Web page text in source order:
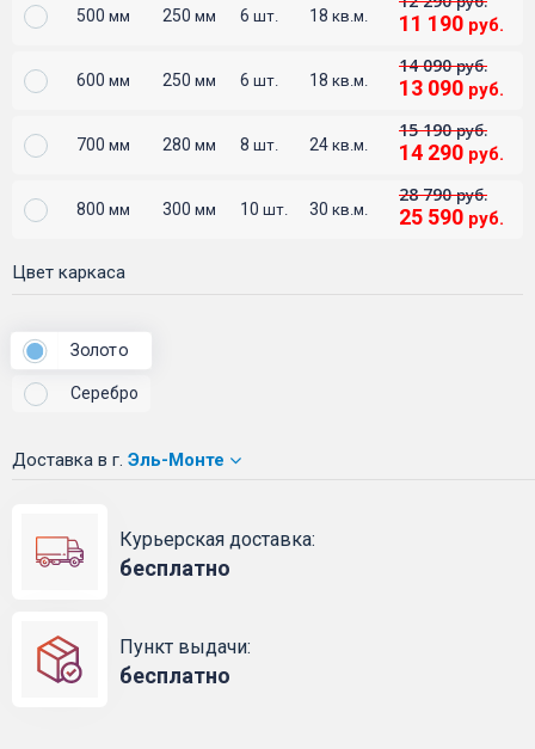
500 мм 250 мм 6 шт. 18 кв.м. 11 190 руб.
600 мм 250 мм 6 шт. 18 кв.м.
14 090руб.
13 090 руб.
700 мм 280 мм 8 шт. 24 кв.м.
15 190руб.
14 290 руб.
800 мм 300 мм 10 шт. 30 кв.м.
28 790руб.
25 590 руб.
Цвет каркаса
Золото
Серебро
Доставка в г. Эль-Монте
Курьерская доставка:
бесплатно
Пункт выдачи:
бесплатно